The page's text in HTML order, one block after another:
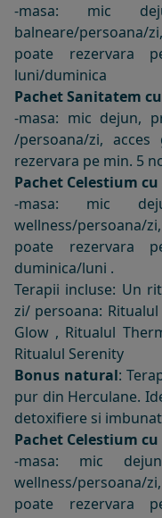
-masa: mic
balneare/persoana/
poate rezervara
luni/duminica
Pachet Sanitatem
-masa: mic dejun,
/persoana/zi,
rezervara pe min. 5
Pachet Celestium cu
-masa: mic
wellness/persoana/
poate rezervara
duminica/luni .
Terapii incluse: Un
zi/ persoana:
Glow , Ritualul
Ritualul Serenity
Bonus natural:
pur din Herculane.
detoxifiere si
Pachet Celestium
-masa: mic
wellness/persoana/
poate rezervara